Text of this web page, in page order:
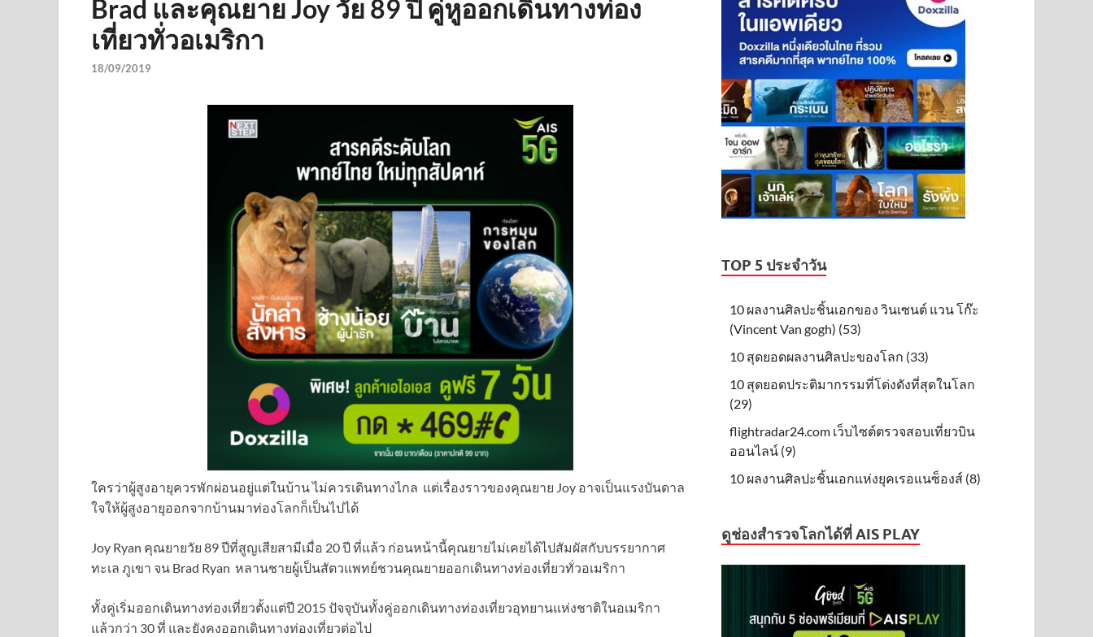
Brad และคุณยาย Joy วัย 89 ปี คู่หูออกเดินทางท่อง
เที่ยวทั่วอเมริกา
18/09/2019
ใครว่าผู้สูงอายุควรพักผ่อนอยู่แต่ในบ้าน ไม่ควรเดินทางไกล แต่เรื่องราวของคุณยาย Joy อาจเป็นแรงบันดาล
ใจให้ผู้สูงอายุออกจากบ้านมาท่องโลกก็เป็นไปได้
Joy Ryan คุณยายวัย 89 ปีที่สูญเสียสามีเมื่อ 20 ปี ที่แล้ว ก่อนหน้านี้คุณยายไม่เคยได้ไปสัมผัสกับบรรยากาศ
ทะเล ภูเขา จน Brad Ryan หลานชายผู้เป็นสัตวแพทย์ชวนคุณยายออกเดินทางท่องเที่ยวทั่วอเมริกา
ทั้งคู่เริ่มออกเดินทางท่องเที่ยวตั้งแต่ปี 2015 ปัจจุบันทั้งคู่ออกเดินทางท่องเที่ยวอุทยานแห่งชาติในอเมริกา
แล้วกว่า 30 ที่ และยังคงออกเดินทางท่องเที่ยวต่อไป
TOP 5 ประจำวัน
10 ผลงานศิลปะชิ้นเอกของ วินเซนต์ แวน โก๊ะ
(Vincent Van gogh) (53)
10 สุดยอดผลงานศิลปะของโลก (33)
10 สุดยอดประติมากรรมที่โด่งดังที่สุดในโลก
(29)
flightradar24.com เว็บไซต์ตรวจสอบเที่ยวบิน
ออนไลน์ (9)
10 ผลงานศิลปะชิ้นเอกแห่งยุคเรอแนซ็องส์ (8)
ดูช่องสำรวจโลกได้ที่ AIS PLAY